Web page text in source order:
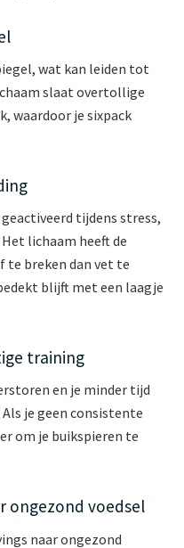
wat kan leiden tot
slaat overtollige
waardoor je sixpack
tijdens stress,
lichaam heeft de
te breken dan vet te
blijft met een laagje
training
en je minder tijd
je geen consistente
om je buikspieren te
ongezond voedsel
naar ongezond